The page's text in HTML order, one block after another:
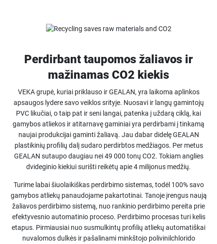
Perdirbant taupomos žaliavos ir
mažinamas CO2 kiekis
VEKA grupė, kuriai priklauso ir GEALAN, yra laikoma aplinkos
apsaugos lydere savo veiklos srityje. Nuosavi ir langų gamintojų
PVC likučiai, o taip pat ir seni langai, patenka į uždarą ciklą, kai
gamybos atliekos ir atitarnavę gaminiai yra perdirbami į tinkamą
naujai produkcijai gaminti žaliavą. Jau dabar didelę GEALAN
plastikinių profilių dalį sudaro perdirbtos medžiagos. Per metus
GEALAN sutaupo daugiau nei 49 000 tonų CO2. Tokiam anglies
dvideginio kiekiui surišti reikėtų apie 4 milijonus medžių.
Turime labai šiuolaikiškas perdirbimo sistemas, todėl 100% savo
gamybos atliekų panaudojame pakartotinai. Tanoje įrengus naują
žaliavos perdirbimo sistemą, nuo rankinio perdirbimo pereita prie
efektyvesnio automatinio proceso. Perdirbimo procesas turi kelis
etapus. Pirmiausiai nuo susmulkintų profilių atliekų automatiškai
nuvalomos dulkės ir pašalinami minkštojo polivinilchlorido